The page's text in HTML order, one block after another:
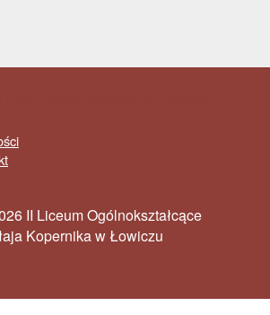
II Liceum Ogólnokształcące
Kopernika w Łowiczu